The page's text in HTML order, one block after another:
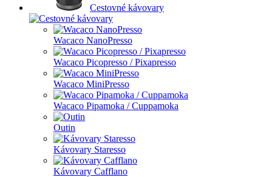
Cestovné kávovary
Wacaco NanoPresso
Wacaco Picopresso / Pixapresso
Wacaco MiniPresso
Wacaco Pipamoka / Cuppamoka
Outin
Kávovary Staresso
Kávovary Cafflano